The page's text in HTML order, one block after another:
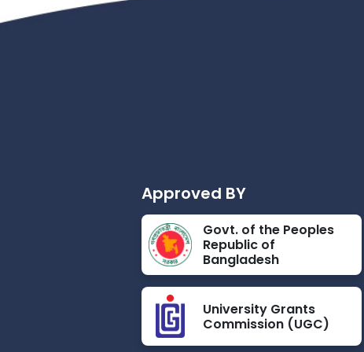
Approved BY
Govt. of the Peoples
Republic of
Bangladesh
University Grants
Commission (UGC)